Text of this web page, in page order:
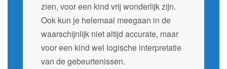
zien, voor een kind vrij wonderlijk zijn.
Ook kun je helemaal meegaan in de
waarschijnlijk niet altijd accurate, maar
voor een kind wel logische interpretatie
van de gebeurtenissen.